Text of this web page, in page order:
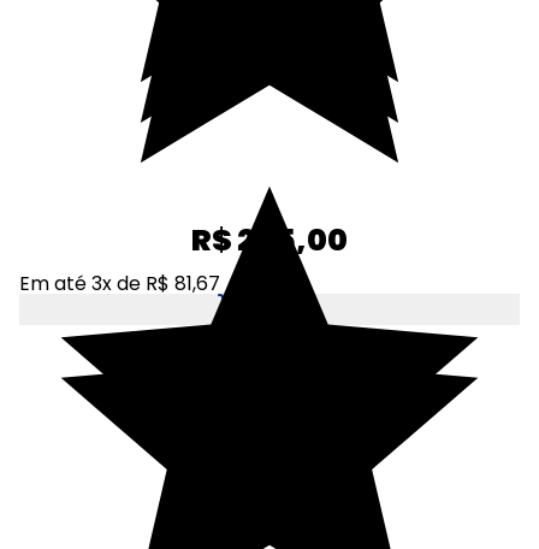
R$ 245,00
Em até 3x de R$ 81,67
Adicionar